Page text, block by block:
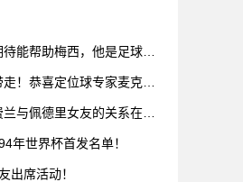
能帮助梅西，他是足球历
！恭喜定位球专家麦克菲
与佩德里女友的关系在社
年世界杯首发名单！
出席活动！